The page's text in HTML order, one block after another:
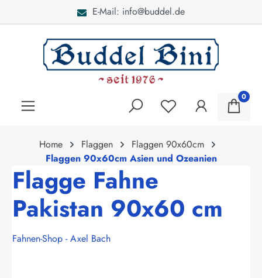
E-Mail: info@buddel.de
0
Home Flaggen
Flaggen 90x60cm
Flaggen 90x60cm Asien und Ozeanien
Flagge Fahne
Pakistan 90x60 cm
Fahnen-Shop - Axel Bach